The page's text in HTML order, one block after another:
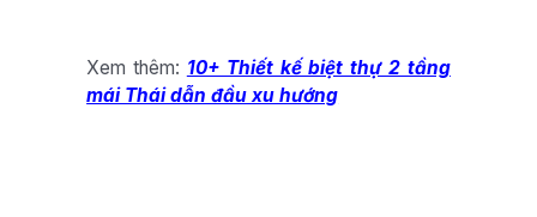
Xem thêm: 10+ Thiết kế biệt thự 2 tầng
mái Thái dẫn đầu xu hướng